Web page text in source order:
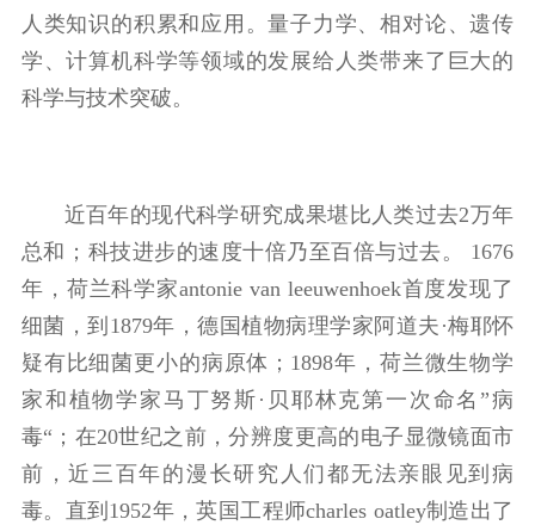
人类知识的积累和应用。量子力学、相对论、遗传
学、计算机科学等领域的发展给人类带来了巨大的
科学与技术突破。
近百年的现代科学研究成果堪比人类过去2万年
总和；科技进步的速度十倍乃至百倍与过去。 1676
年，荷兰科学家antonie van leeuwenhoek首度发现了
细菌，到1879年，德国植物病理学家阿道夫·梅耶怀
疑有比细菌更小的病原体；1898年，荷兰微生物学
家和植物学家马丁努斯·贝耶林克第一次命名”病
毒“；在20世纪之前，分辨度更高的电子显微镜面市
前，近三百年的漫长研究人们都无法亲眼见到病
毒。直到1952年，英国工程师charles oatley制造出了